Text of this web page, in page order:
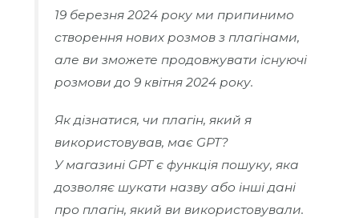
19 березня 2024 року ми припинимо
створення нових розмов з плагінами,
але ви зможете продовжувати існуючі
розмови до 9 квітня 2024 року.
Як дізнатися, чи плагін, який я
використовував, має GPT?
У магазині GPT є функція пошуку, яка
дозволяє шукати назву або інші дані
про плагін, який ви використовували.